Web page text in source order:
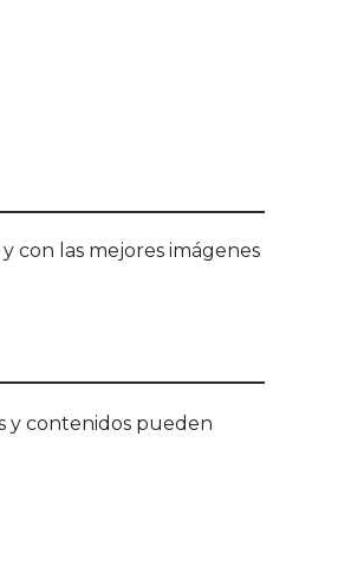
con las mejores imágenes
y contenidos pueden